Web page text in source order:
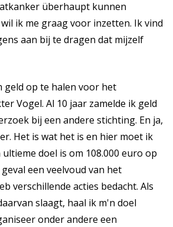
überhaupt kunnen
ik me graag voor inzetten. Ik vind
aan bij te dragen dat mijzelf
geld op te halen voor het
Vogel. Al 10 jaar zamelde ik geld
bij een andere stichting. En ja,
Het is wat het is en hier moet ik
doel is om 108.000 euro op
een veelvoud van het
verschillende acties bedacht. Als
slaagt, haal ik m'n doel
onder andere een